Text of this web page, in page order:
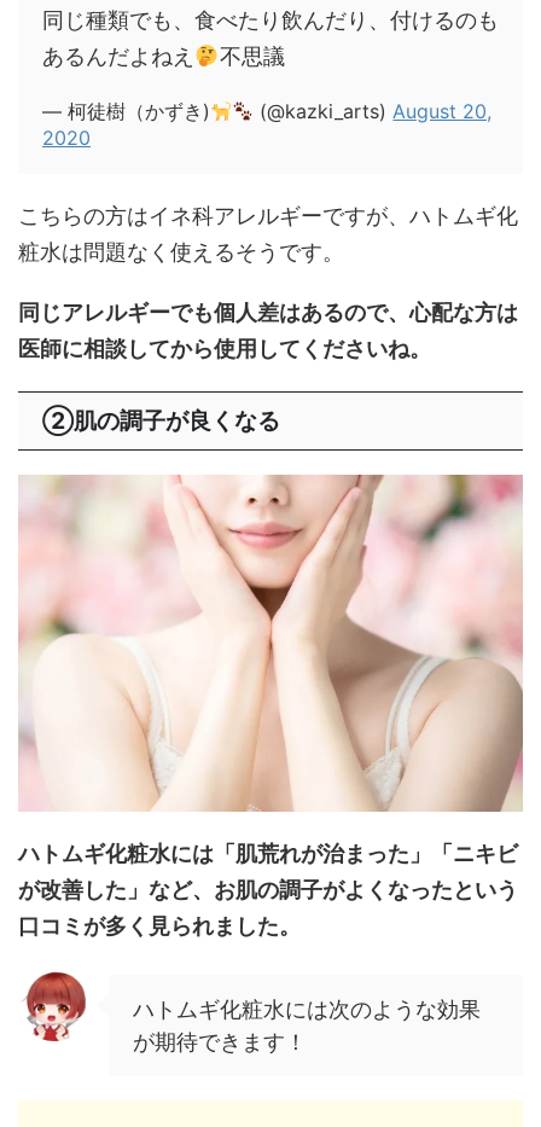
同じ種類でも、食べたり飲んだり、付けるのも
あるんだよねえ
不思議
— 柯徒樹（かずき) (@kazki_arts)August 20,
2020
こちらの方はイネ科アレルギーですが、ハトムギ化
粧水は問題なく使えるそうです。
同じアレルギーでも個人差はあるので、心配な方は
医師に相談してから使用してくださいね。
②肌の調子が良くなる
ハトムギ化粧水には「肌荒れが治まった」「ニキビ
が改善した」など、お肌の調子がよくなったという
口コミが多く見られました。
ハトムギ化粧水には次のような効果
が期待できます！